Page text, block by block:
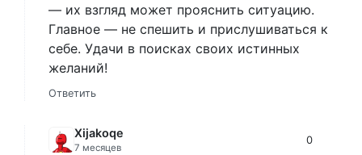
— их взгляд может прояснить ситуацию.
Главное — не спешить и прислушиваться к
себе. Удачи в поисках своих истинных
желаний!
Ответить
Xijakoqe
7 месяцев
0